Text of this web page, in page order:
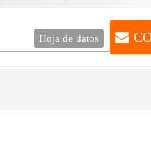
Hoja de datos